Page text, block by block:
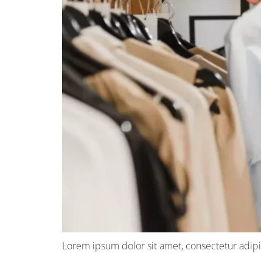
Lorem ipsum dolor sit amet, consectetur